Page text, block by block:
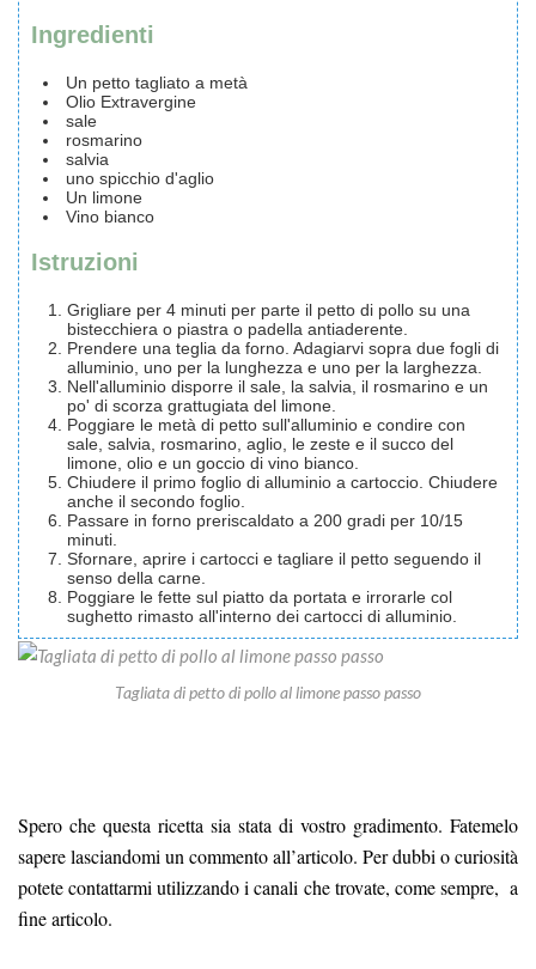
Ingredienti
Un petto tagliato a metà
Olio Extravergine
sale
rosmarino
salvia
uno spicchio d'aglio
Un limone
Vino bianco
Istruzioni
Grigliare per 4 minuti per parte il petto di pollo su una
bistecchiera o piastra o padella antiaderente.
Prendere una teglia da forno. Adagiarvi sopra due fogli di
alluminio, uno per la lunghezza e uno per la larghezza.
Nell'alluminio disporre il sale, la salvia, il rosmarino e un
po' di scorza grattugiata del limone.
Poggiare le metà di petto sull'alluminio e condire con
sale, salvia, rosmarino, aglio, le zeste e il succo del
limone, olio e un goccio di vino bianco.
Chiudere il primo foglio di alluminio a cartoccio. Chiudere
anche il secondo foglio.
Passare in forno preriscaldato a 200 gradi per 10/15
minuti.
Sfornare, aprire i cartocci e tagliare il petto seguendo il
senso della carne.
Poggiare le fette sul piatto da portata e irrorarle col
sughetto rimasto all'interno dei cartocci di alluminio.
Tagliata di petto di pollo al limone passo passo
Spero che questa ricetta sia stata di vostro gradimento. Fatemelo
sapere lasciandomi un commento all’articolo. Per dubbi o curiosità
potete contattarmi utilizzando i canali che trovate, come sempre, a
fine articolo.